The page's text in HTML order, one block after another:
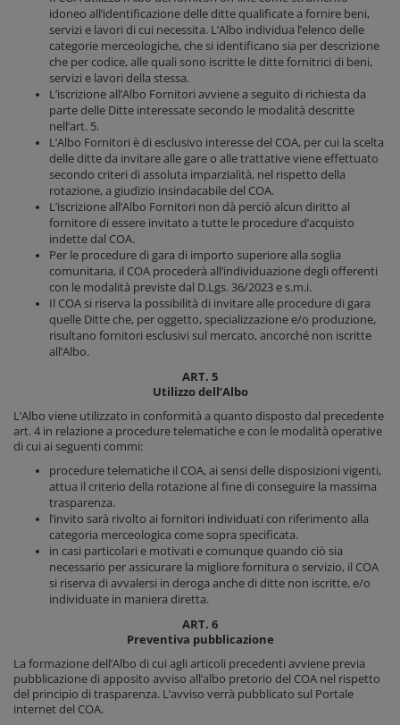
idoneo all’identificazione delle ditte qualificate a fornire beni,
servizi e lavori di cui necessita. L’Albo individua l’elenco delle
categorie merceologiche, che si identificano sia per descrizione
che per codice, alle quali sono iscritte le ditte fornitrici di beni,
servizi e lavori della stessa.
L’iscrizione all’Albo Fornitori avviene a seguito di richiesta da
parte delle Ditte interessate secondo le modalità descritte
nell’art. 5.
L’Albo Fornitori è di esclusivo interesse del COA, per cui la scelta
delle ditte da invitare alle gare o alle trattative viene effettuato
secondo criteri di assoluta imparzialità, nel rispetto della
rotazione, a giudizio insindacabile del COA.
L’iscrizione all’Albo Fornitori non dà perciò alcun diritto al
fornitore di essere invitato a tutte le procedure d’acquisto
indette dal COA.
Per le procedure di gara di importo superiore alla soglia
comunitaria, il COA procederà all’individuazione degli offerenti
con le modalità previste dal D.Lgs. 36/2023 e s.m.i.
Il COA si riserva la possibilità di invitare alle procedure di gara
quelle Ditte che, per oggetto, specializzazione e/o produzione,
risultano fornitori esclusivi sul mercato, ancorché non iscritte
all’Albo.
ART. 5
Utilizzo dell’Albo
L’Albo viene utilizzato in conformità a quanto disposto dal precedente
art. 4 in relazione a procedure telematiche e con le modalità operative
di cui ai seguenti commi:
procedure telematiche il COA, ai sensi delle disposizioni vigenti,
attua il criterio della rotazione al fine di conseguire la massima
trasparenza.
l’invito sarà rivolto ai fornitori individuati con riferimento alla
categoria merceologica come sopra specificata.
in casi particolari e motivati e comunque quando ciò sia
necessario per assicurare la migliore fornitura o servizio, il COA
si riserva di avvalersi in deroga anche di ditte non iscritte, e/o
individuate in maniera diretta.
ART. 6
Preventiva pubblicazione
La formazione dell’Albo di cui agli articoli precedenti avviene previa
pubblicazione di apposito avviso all’albo pretorio del COA nel rispetto
del principio di trasparenza. L’avviso verrà pubblicato sul Portale
internet del COA.